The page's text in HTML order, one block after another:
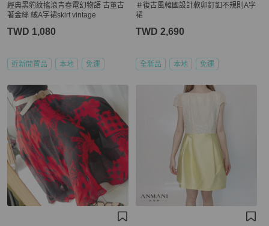
經典黑豹紋搖滾青春電幻物語 古董古
著金絲 絨A字裙skirt vintage
TWD 1,080
近新閒置品 本地 免運
＃復古風韓國設計款卯釘釦不規則A字
裙
TWD 2,690
全新品 本地 免運